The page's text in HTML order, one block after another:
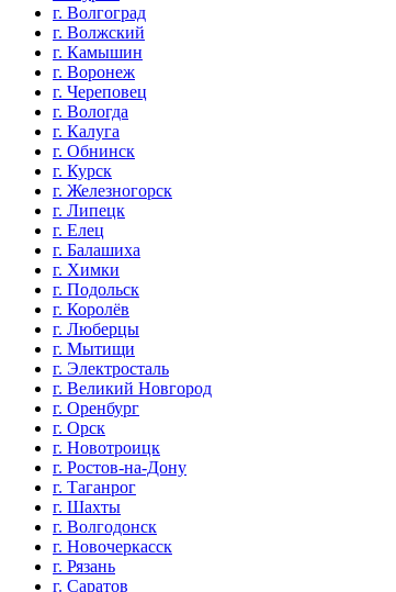
г. Волгоград
г. Волжский
г. Камышин
г. Воронеж
г. Череповец
г. Вологда
г. Калуга
г. Обнинск
г. Курск
г. Железногорск
г. Липецк
г. Елец
г. Балашиха
г. Химки
г. Подольск
г. Королёв
г. Люберцы
г. Мытищи
г. Электросталь
г. Великий Новгород
г. Оренбург
г. Орск
г. Новотроицк
г. Ростов-на-Дону
г. Таганрог
г. Шахты
г. Волгодонск
г. Новочеркасск
г. Рязань
г. Саратов